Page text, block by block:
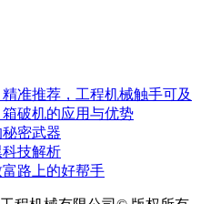
准推荐，工程机械触手可及
破机的应用与优势
密武器
技解析
路上的好帮手